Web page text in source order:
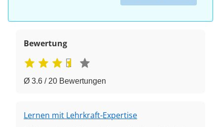
Bewertung
Ø 3.6 / 20 Bewertungen
Lernen mit Lehrkraft-Expertise